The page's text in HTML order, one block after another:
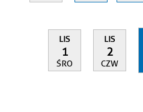
LIS
1
ŚRO
LIS
2
CZW